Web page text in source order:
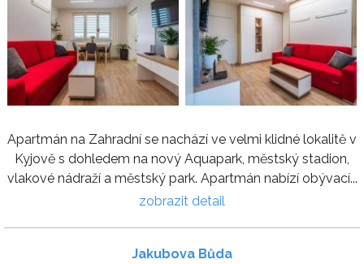
Apartmán na Zahradní se nachází ve velmi klidné lokalitě v
Kyjově s dohledem na nový Aquapark, městský stadion,
vlakové nádraží a městský park. Apartmán nabízí obývací...
zobrazit detail
Jakubova Bůda